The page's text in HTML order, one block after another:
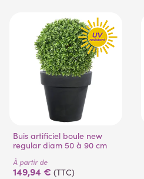
Buis artificiel boule new
regular diam 50 à 90 cm
À partir de
149,94 € (TTC)